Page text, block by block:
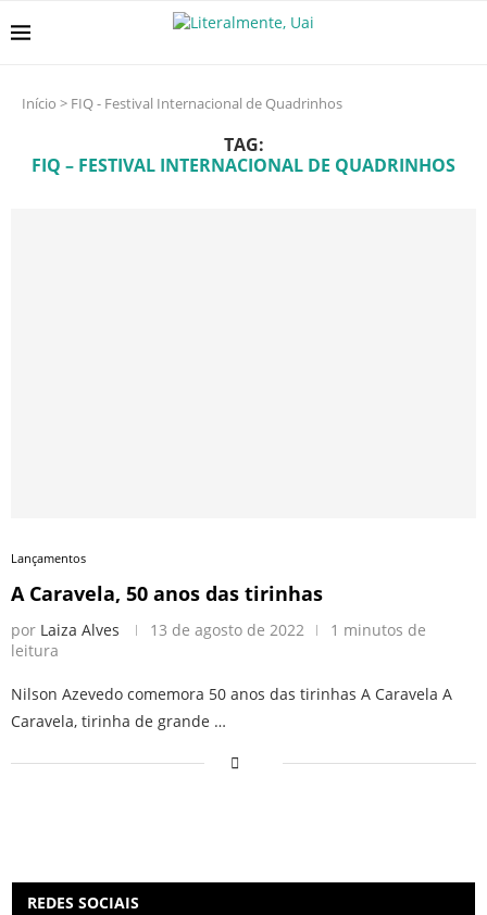
Início > FIQ - Festival Internacional de Quadrinhos
TAG:
FIQ – FESTIVAL INTERNACIONAL DE QUADRINHOS
Lançamentos
A Caravela, 50 anos das tirinhas
por Laiza Alves 13 de agosto de 2022
1 minutos de
leitura
Nilson Azevedo comemora 50 anos das tirinhas A Caravela A
Caravela, tirinha de grande …
REDES SOCIAIS